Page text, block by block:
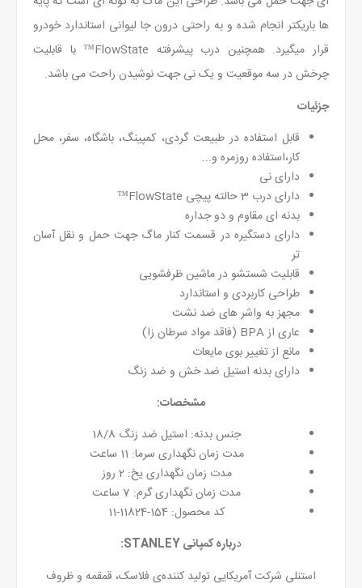
ها باریکتر انجام شده و به راحتی درون جا لیوانی استاندارد خودرو
قرار میگیرد. همچنین درب پیشرفته FlowState™ با قابلیت
چرخش در سه موقعیت و یک نی جهت نوشیدن راحت می باشد.
جزئیات
قابل استفاده در طبیعت گردی، کمپینگ، باشگاه، سفر، محل
کار،استفاده روزمره و...
دارای نی
دارای درب 3 حالته پیچی FlowState™
بدنه ای مقاوم و دو جداره
دارای دستگیره در قسمت کنار ماگ جهت حمل و نقل آسان
تر
قابلیت شستشو در ماشین ظرفشویی
طراحی کاربردی و استاندارد
مجهز به واشر های ضد نشت
عاری از BPA (فاقد مواد سرطان زا)
مانع از تغییر بوی مایعات
دارای بدنه استیل ضد خش و ضد زنگ
مشخصات:
جنس بدنه: استیل ضد زنگ 18/8
مدت زمان نگهداری سرما: 11 ساعت
مدت زمان نگهداری یخ: 2 روز
مدت زمان نگهداری گرم: 7 ساعت
کد محصول: 154-11824-11
درباره کمپانی STANLEY:
استنلی شرکت آمریکایی تولید کننده‌ی فلاسک، قمقمه و ظروف